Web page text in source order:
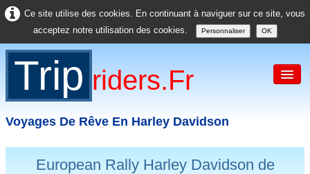
Ce site utilise des cookies. En continuant à naviguer sur ce site, vous
acceptez notre utilisation des cookies.
Personnaliser OK
Trip Riders.fr
Voyages De Rêve En Harley Davidson
European Rally Harley Davidson de